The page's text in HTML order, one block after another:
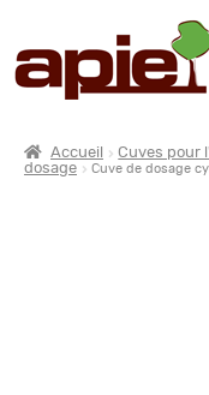
Accueil Cuves pour
dosage
Cuve de dosage